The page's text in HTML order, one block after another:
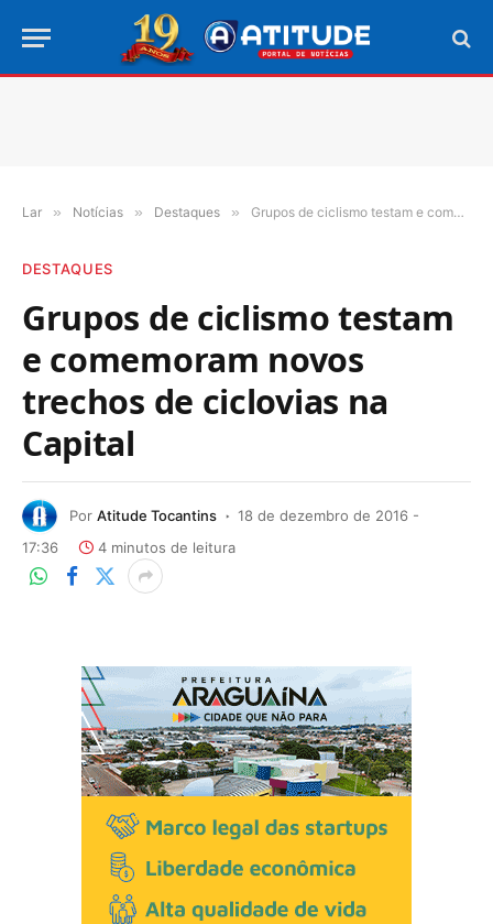
Lar » Notícias » Destaques » Grupos de ciclismo testam e comemoram novos trechos de ciclovias na Capital
DESTAQUES
Grupos de ciclismo testam
e comemoram novos
trechos de ciclovias na
Capital
Por Atitude Tocantins
18 de dezembro de 2016 -
17:36
4 minutos de leitura